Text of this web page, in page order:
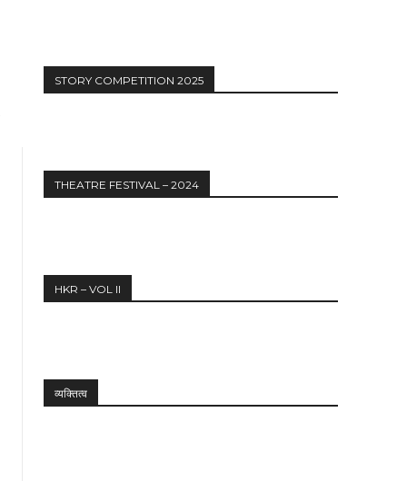
STORY COMPETITION 2025
THEATRE FESTIVAL – 2024
HKR – VOL II
व्यक्तित्व